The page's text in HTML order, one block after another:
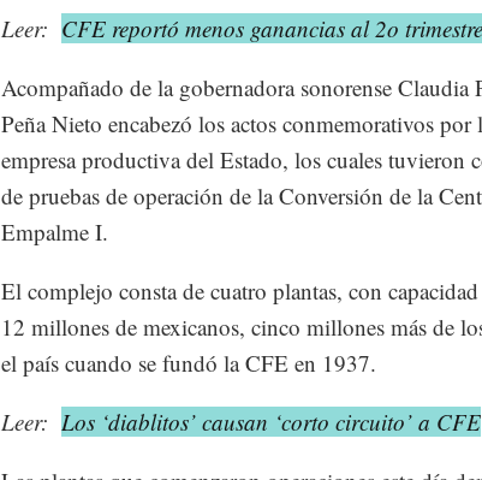
Leer: CFE reportó menos ganancias al 2o trimestre
Acompañado de la gobernadora sonorense
Peña Nieto encabezó los actos conmemorativos
empresa productiva del Estado, los cuales tuvieron
de pruebas de operación de la Conversión de la
Empalme I.
El complejo consta de cuatro plantas, con
12 millones de mexicanos, cinco millones más de
el país cuando se fundó la CFE en 1937.
Leer: Los ‘diablitos’ causan ‘corto circuito’ a CFE